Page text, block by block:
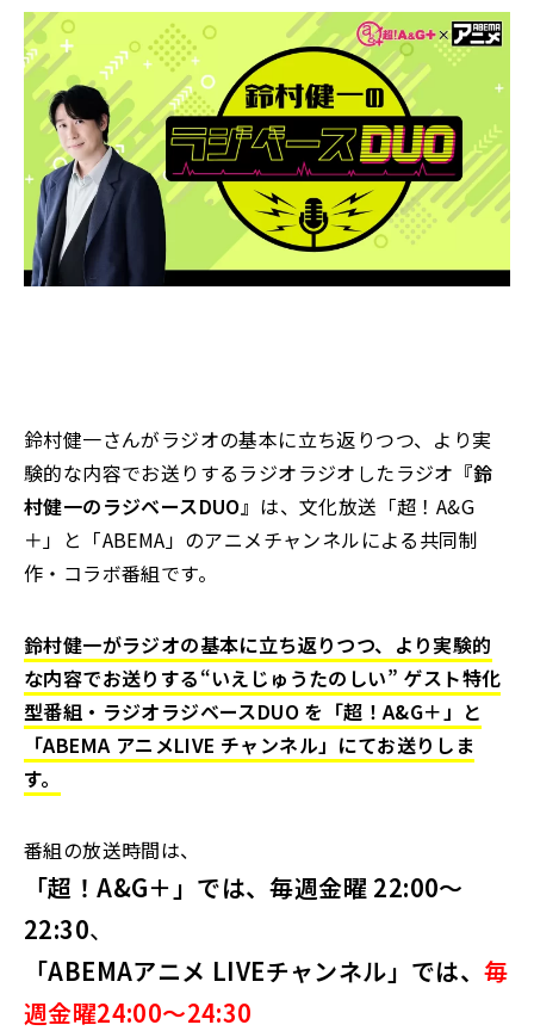
鈴村健一さんがラジオの基本に立ち返りつつ、より実
験的な内容でお送りするラジオラジオしたラジオ 『鈴
村健一のラジベースDUO』 は、文化放送「超！A&G
＋」と「ABEMA」のアニメチャンネルによる共同制
作・コラボ番組です。
鈴村健一がラジオの基本に立ち返りつつ、より実験的
な内容でお送りする“いえじゅうたのしい” ゲスト特化
型番組・ラジオラジベースDUO を「超！A&G＋」と
「ABEMA アニメLIVE チャンネル」にてお送りしま
す。
番組の放送時間は、
「超！A&G＋」では、毎週金曜 22:00～
22:30、
「ABEMAアニメ LIVEチャンネル」では、毎
週金曜24:00～24:30